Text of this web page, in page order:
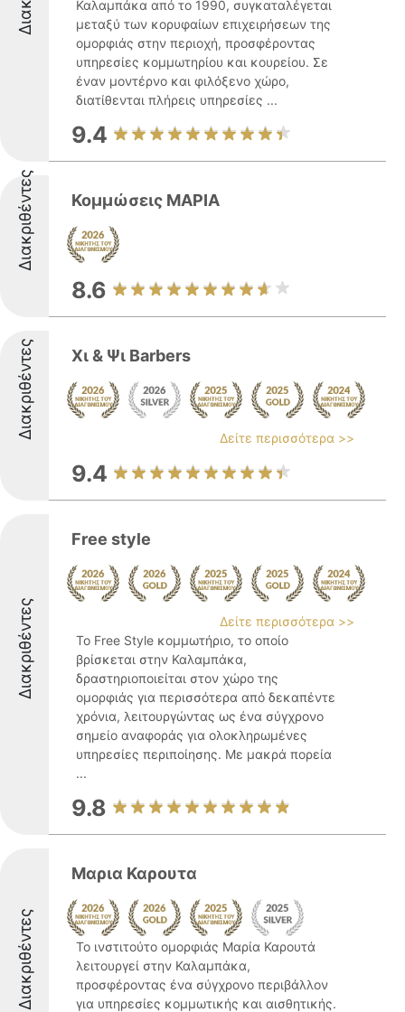
Καλαμπάκα από το 1990, συγκαταλέγεται
μεταξύ των κορυφαίων επιχειρήσεων της
ομορφιάς στην περιοχή, προσφέροντας
υπηρεσίες κομμωτηρίου και κουρείου. Σε
έναν μοντέρνο και φιλόξενο χώρο,
διατίθενται πλήρεις υπηρεσίες ...
9.4
Διακριθέντες Κομμώσεις ΜΑΡΙΑ
8.6
Διακριθέντες Χι & Ψι Barbers
Δείτε περισσότερα >>
9.4
Διακριθέντες
Free style
Δείτε περισσότερα >>
Το Free Style κομμωτήριο, το οποίο
βρίσκεται στην Καλαμπάκα,
δραστηριοποιείται στον χώρο της
ομορφιάς για περισσότερα από δεκαπέντε
χρόνια, λειτουργώντας ως ένα σύγχρονο
σημείο αναφοράς για ολοκληρωμένες
υπηρεσίες περιποίησης. Με μακρά πορεία
...
9.8
Διακριθέντες
Μαρια Καρουτα
Το ινστιτούτο ομορφιάς Μαρία Καρουτά
λειτουργεί στην Καλαμπάκα,
προσφέροντας ένα σύγχρονο περιβάλλον
για υπηρεσίες κομμωτικής και αισθητικής.